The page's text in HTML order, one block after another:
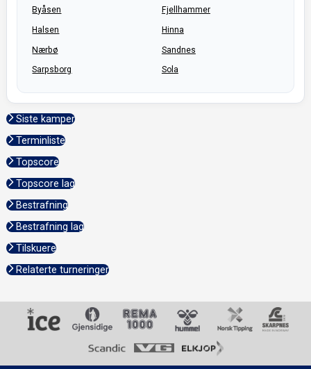
Byåsen Fjellhammer
Halsen Hinna
Nærbø Sandnes
Sarpsborg Sola
Siste kamper
Terminliste
Topscore
Topscore lag
Bestrafning
Bestrafning lag
Tilskuere
Relaterte turneringer